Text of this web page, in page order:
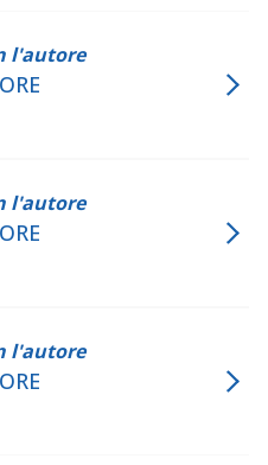
l'autore
l'autore
l'autore